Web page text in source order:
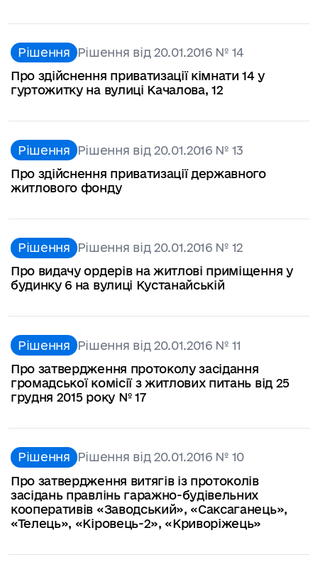
Рішення Рішення від 20.01.2016 № 14
Про здійснення приватизації кімнати 14 у
гуртожитку на вулиці Качалова, 12
Рішення Рішення від 20.01.2016 № 13
Про здійснення приватизації державного
житлового фонду
Рішення Рішення від 20.01.2016 № 12
Про видачу ордерів на житлові приміщення у
будинку 6 на вулиці Кустанайській
Рішення Рішення від 20.01.2016 № 11
Про затвердження протоколу засідання
громадської комісії з житлових питань від 25
грудня 2015 року № 17
Рішення Рішення від 20.01.2016 № 10
Про затвердження витягів із протоколів
засідань правлінь гаражно-будівельних
кооперативів «Заводський», «Саксаганець»,
«Телець», «Кіровець-2», «Криворіжець»